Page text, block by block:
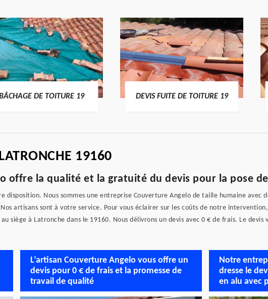
DE TOITURE 19 DEVIS FUITE DE TOITURE 19
19160
offre la qualité et la gratuité du devis pour la pose
disposition. Nous sommes une entreprise Couverture Angelo de taille humaine avec
artisans sont à votre service. Pour vous éclairer sur les coûts de notre
siège à Latronche dans le 19160. Nous délivrons un devis avec 0 € de frais. Le
L’artisan Couverture Angelo vous offre un
devis pour 0 € de frais et la promesse de
travail de qualité
Notre
dresse le
en alu avec